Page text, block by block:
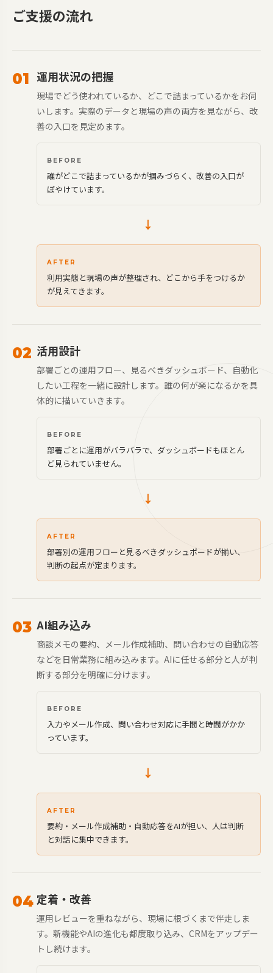
ご支援の流れ
01 運用状況の把握
現場でどう使われているか、どこで詰まっているかをお伺
いします。実際のデータと現場の声の両方を見ながら、改
善の入口を見定めます。
BEFORE
誰がどこで詰まっているかが掴みづらく、改善の入口が
ぼやけています。
→
AFTER
利用実態と現場の声が整理され、どこから手をつけるか
が見えてきます。
02 活用設計
部署ごとの運用フロー、見るべきダッシュボード、自動化
したい工程を一緒に設計します。誰の何が楽になるかを具
体的に描いていきます。
BEFORE
部署ごとに運用がバラバラで、ダッシュボードもほとん
ど見られていません。
→
AFTER
部署別の運用フローと見るべきダッシュボードが揃い、
判断の起点が定まります。
03 AI組み込み
商談メモの要約、メール作成補助、問い合わせの自動応答
などを日常業務に組み込みます。AIに任せる部分と人が判
断する部分を明確に分けます。
BEFORE
入力やメール作成、問い合わせ対応に手間と時間がかか
っています。
→
AFTER
要約・メール作成補助・自動応答をAIが担い、人は判断
と対話に集中できます。
04 定着・改善
運用レビューを重ねながら、現場に根づくまで伴走しま
す。新機能やAIの進化も都度取り込み、CRMをアップデー
トし続けます。